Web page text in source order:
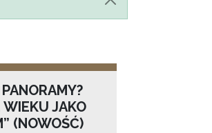
JAKO
(NOWOŚĆ)